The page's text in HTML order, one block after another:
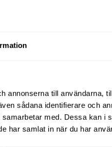
annonserna till användarna,
sådana identifierare och
med. Dessa kan i
har samlat in när du har
137